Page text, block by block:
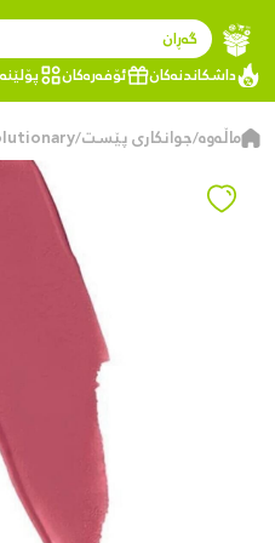
گەڕان
داشکاندنەکان
ئۆفەرەکان
ماڵەوە/جوانکاری پێست/